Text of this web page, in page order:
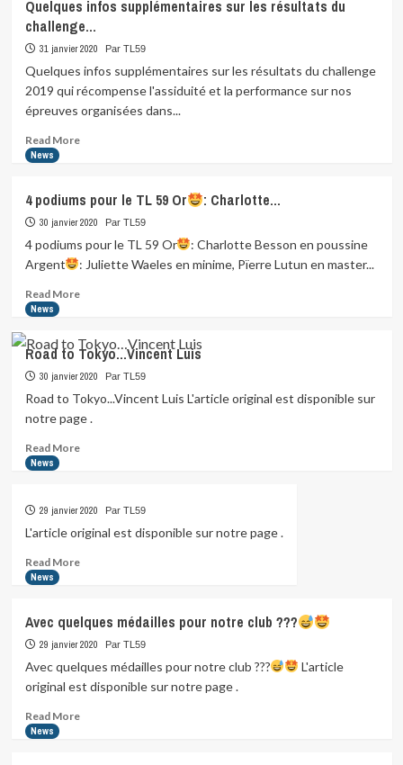
Quelques infos supplémentaires sur les résultats du
challenge…
31 janvier 2020 Par TL59
Quelques infos supplémentaires sur les résultats du challenge
2019 qui récompense l'assiduité et la performance sur nos
épreuves organisées dans...
Read MoreRead
infos
supplémentaires
résultats
du
News
4 podiums pour le TL 59 Or : Charlotte…
30 janvier 2020 Par TL59
4 podiums pour le TL 59 Or
: Charlotte Besson en poussine
Argent
: Juliette Waeles en minime, Pïerre Lutun en master...
Read MoreRead
4
podiums
pour
le
59
Or
News
Road to Tokyo…Vincent Luis
30 janvier 2020 Par TL59
Road to Tokyo...Vincent Luis L'article original est disponible sur
notre page .
Read MoreRead
to
Tokyo…
Luis
News
29 janvier 2020 Par TL59
L'article original est disponible sur notre page .
Read MoreRead
News
Avec quelques médailles pour notre club ???
29 janvier 2020 Par TL59
Avec quelques médailles pour notre club ???
L'article
original est disponible sur notre page .
Read MoreRead
News